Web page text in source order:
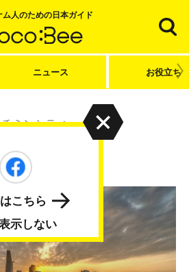
ム人のための日本ガイド
ニュース お役立ち
ミンシティ
ティ
示しない
こちら